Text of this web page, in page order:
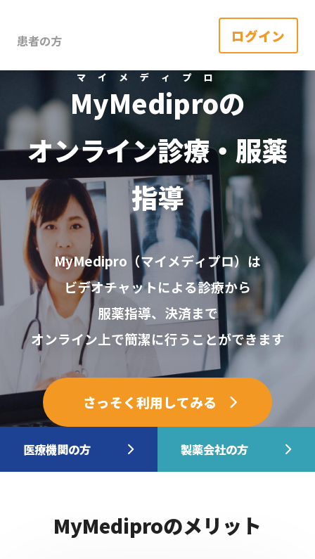
患者の方 ログイン
MyMedipro
マイメディプロ
の
オンライン診療・服薬
指導
MyMedipro（マイメディプロ）は
ビデオチャットによる診療から
服薬指導、決済まで
オンライン上で簡潔に行うことができます
さっそく利用してみる
医療機関の方 製薬会社の方
MyMediproのメリット